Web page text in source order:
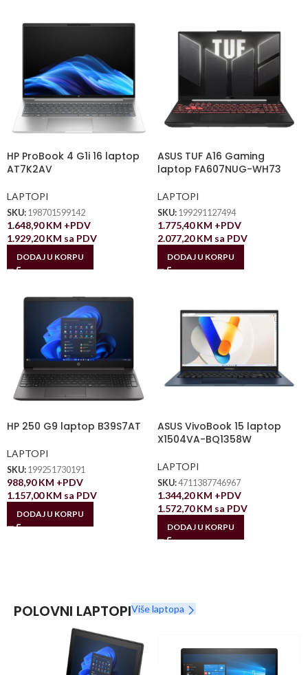
HP ProBook 4 G1i 16 laptop
AT7K2AV
LAPTOPI
SKU: 198701599142
1.648,90KM +PDV
1.929,20KM sa PDV
DODAJ U KORPU
ASUS TUF A16 Gaming
laptop FA607NUG-WH73
LAPTOPI
SKU: 199291127494
1.775,40KM +PDV
2.077,20KM sa PDV
DODAJ U KORPU
HP 250 G9 laptop B39S7AT
LAPTOPI
SKU: 199251730191
988,90KM +PDV
1.157,00KM sa PDV
DODAJ U KORPU
ASUS VivoBook 15 laptop
X1504VA-BQ1358W
LAPTOPI
SKU:4711387746967
1.344,20KM +PDV
1.572,70KM sa PDV
DODAJ U KORPU
POLOVNI LAPTOPIViše laptopa